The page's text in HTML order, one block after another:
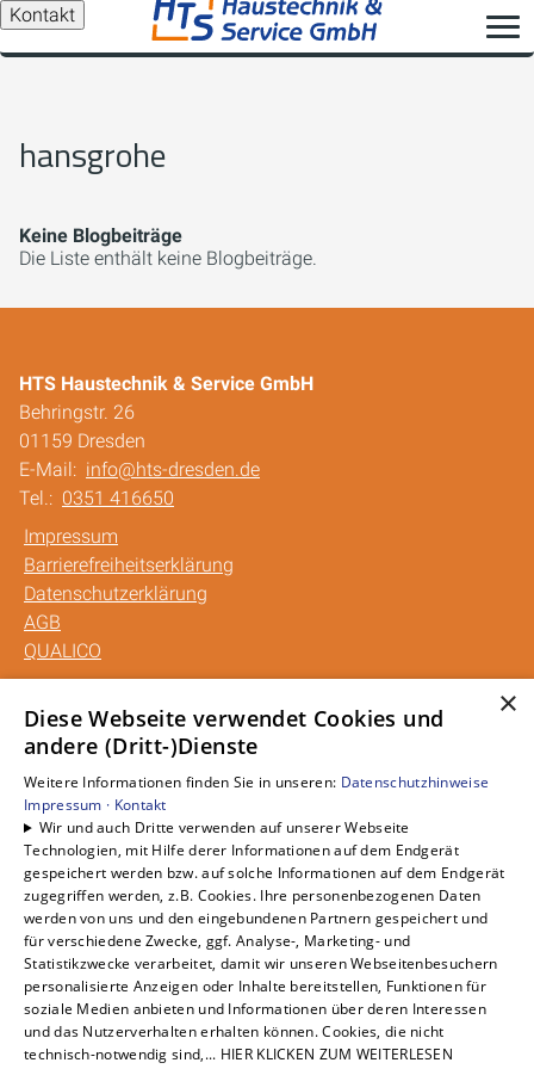
Kontakt
hansgrohe
Keine Blogbeiträge
Die Liste enthält keine Blogbeiträge.
HTS Haustechnik & Service GmbH
Behringstr. 26
01159 Dresden
E-Mail: info@hts-dresden.de
Tel.: 0351 416650
Impressum
Barrierefreiheitserklärung
Datenschutzerklärung
AGB
QUALICO
Unsere Bereiche
Privatkunden
Gewerbekunden
Karriere
Unternehmen
Kontakt
×
Diese Webseite verwendet Cookies und
andere (Dritt-)Dienste
Weitere Informationen finden Sie in unseren: Datenschutzhinweise
Impressum · Kontakt
Wir und auch Dritte verwenden auf unserer Webseite
Technologien, mit Hilfe derer Informationen auf dem Endgerät
gespeichert werden bzw. auf solche Informationen auf dem Endgerät
zugegriffen werden, z.B. Cookies. Ihre personenbezogenen Daten
werden von uns und den eingebundenen Partnern gespeichert und
für verschiedene Zwecke, ggf. Analyse-, Marketing- und
Statistikzwecke verarbeitet, damit wir unseren Webseitenbesuchern
personalisierte Anzeigen oder Inhalte bereitstellen, Funktionen für
soziale Medien anbieten und Informationen über deren Interessen
und das Nutzerverhalten erhalten können. Cookies, die nicht
technisch-notwendig sind,... HIER KLICKEN ZUM WEITERLESEN